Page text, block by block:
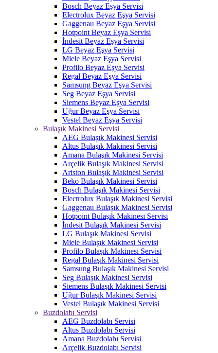
Bosch Beyaz Eşya Servisi
Electrolux Beyaz Eşya Servisi
Gaggenau Beyaz Eşya Servisi
Hotpoint Beyaz Eşya Servisi
İndesit Beyaz Eşya Servisi
LG Beyaz Eşya Servisi
Miele Beyaz Eşya Servisi
Profilo Beyaz Eşya Servisi
Regal Beyaz Eşya Servisi
Samsung Beyaz Eşya Servisi
Seg Beyaz Eşya Servisi
Siemens Beyaz Eşya Servisi
Uğur Beyaz Eşya Servisi
Vestel Beyaz Eşya Servisi
Bulaşık Makinesi Servisi
AEG Bulaşık Makinesi Servisi
Altus Bulaşık Makinesi Servisi
Amana Bulaşık Makinesi Servisi
Arçelik Bulaşık Makinesi Servisi
Ariston Bulaşık Makinesi Servisi
Beko Bulaşık Makinesi Servisi
Bosch Bulaşık Makinesi Servisi
Electrolux Bulaşık Makinesi Servisi
Gaggenau Bulaşık Makinesi Servisi
Hotpoint Bulaşık Makinesi Servisi
İndesit Bulaşık Makinesi Servisi
LG Bulaşık Makinesi Servisi
Miele Bulaşık Makinesi Servisi
Profilo Bulaşık Makinesi Servisi
Regal Bulaşık Makinesi Servisi
Samsung Bulaşık Makinesi Servisi
Seg Bulaşık Makinesi Servisi
Siemens Bulaşık Makinesi Servisi
Uğur Bulaşık Makinesi Servisi
Vestel Bulaşık Makinesi Servisi
Buzdolabı Servisi
AEG Buzdolabı Servisi
Altus Buzdolabı Servisi
Amana Buzdolabı Servisi
Arçelik Buzdolabı Servisi